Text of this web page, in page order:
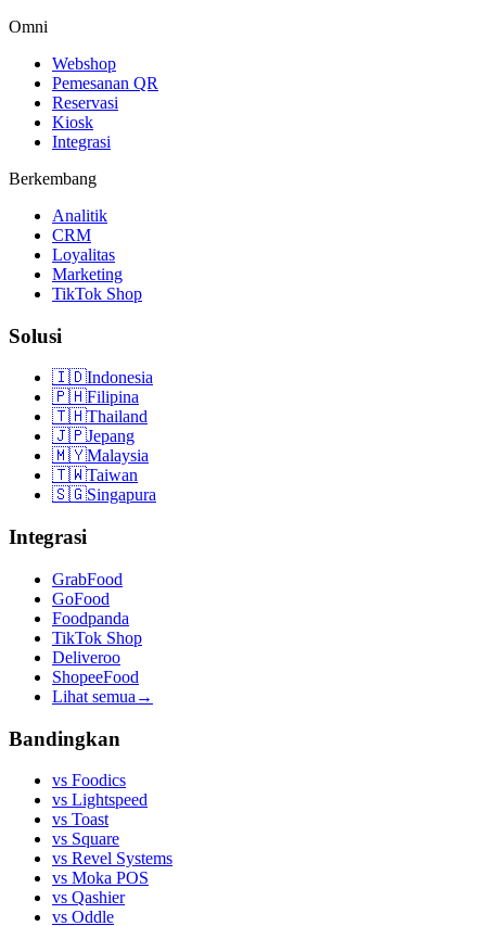
Omni
Webshop
Pemesanan QR
Reservasi
Kiosk
Integrasi
Berkembang
Analitik
CRM
Loyalitas
Marketing
TikTok Shop
Solusi
🇮🇩Indonesia
🇵🇭Filipina
🇹🇭Thailand
🇯🇵Jepang
🇲🇾Malaysia
🇹🇼Taiwan
🇸🇬Singapura
Integrasi
GrabFood
GoFood
Foodpanda
TikTok Shop
Deliveroo
ShopeeFood
Lihat semua →
Bandingkan
vs Foodics
vs Lightspeed
vs Toast
vs Square
vs Revel Systems
vs Moka POS
vs Qashier
vs Oddle